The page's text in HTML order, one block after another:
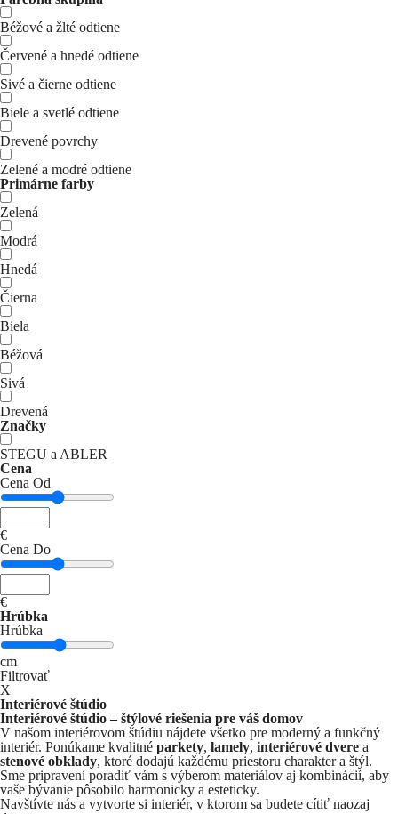
Béžové a žlté odtiene
Červené a hnedé odtiene
Sivé a čierne odtiene
Biele a svetlé odtiene
Drevené povrchy
Zelené a modré odtiene
Primárne farby
Zelená
Modrá
Hnedá
Čierna
Biela
Béžová
Sivá
Drevená
Značky
STEGU a ABLER
Cena
Cena Od
€
Cena Do
€
Hrúbka
Hrúbka
cm
Filtrovať
X
Interiérové štúdio
Interiérové štúdio – štýlové riešenia pre váš domov
V našom interiérovom štúdiu nájdete všetko pre moderný a funkčný
interiér. Ponúkame kvalitné parkety, lamely, interiérové dvere a
stenové obklady, ktoré dodajú každému priestoru charakter a štýl.
Sme pripravení poradiť vám s výberom materiálov aj kombinácií, aby
vaše bývanie pôsobilo harmonicky a esteticky.
Navštívte nás a vytvorte si interiér, v ktorom sa budete cítiť naozaj